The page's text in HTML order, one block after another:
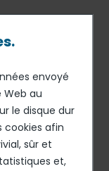
envoyé
Web au
le disque dur
cookies afin
sûr et
et,